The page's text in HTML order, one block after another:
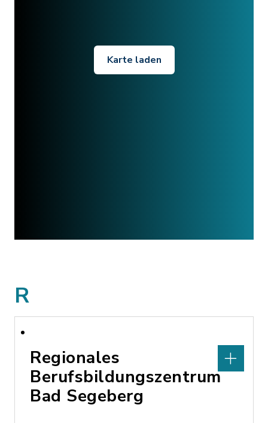
Karte laden
R
Regionales
Berufsbildungszentrum
Bad Segeberg